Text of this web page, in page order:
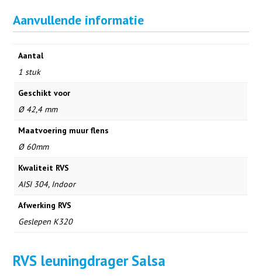
Aanvullende informatie
Aantal
1 stuk
Geschikt voor
Ø 42,4 mm
Maatvoering muur flens
Ø 60mm
Kwaliteit RVS
AISI 304, Indoor
Afwerking RVS
Geslepen K320
RVS leuningdrager Salsa